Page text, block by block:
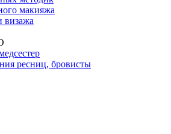
макияжа
визажа
ресниц, бровисты